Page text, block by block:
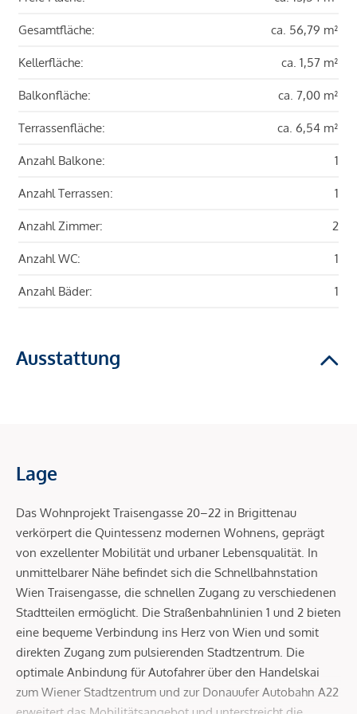
Gesamtfläche: ca. 56,79 m²
Kellerfläche: ca. 1,57 m²
Balkonfläche: ca. 7,00 m²
Terrassenfläche: ca. 6,54 m²
Anzahl Balkone: 1
Anzahl Terrassen: 1
Anzahl Zimmer: 2
Anzahl WC: 1
Anzahl Bäder: 1
Ausstattung
Lage
Das Wohnprojekt Traisengasse 20–22 in Brigittenau
verkörpert die Quintessenz modernen Wohnens, geprägt
von exzellenter Mobilität und urbaner Lebensqualität. In
unmittelbarer Nähe befindet sich die Schnellbahnstation
Wien Traisengasse, die schnellen Zugang zu verschiedenen
Stadtteilen ermöglicht. Die Straßenbahnlinien 1 und 2 bieten
eine bequeme Verbindung ins Herz von Wien und somit
direkten Zugang zum pulsierenden Stadtzentrum. Die
optimale Anbindung für Autofahrer über den Handelskai
zum Wiener Stadtzentrum und zur Donauufer Autobahn A22